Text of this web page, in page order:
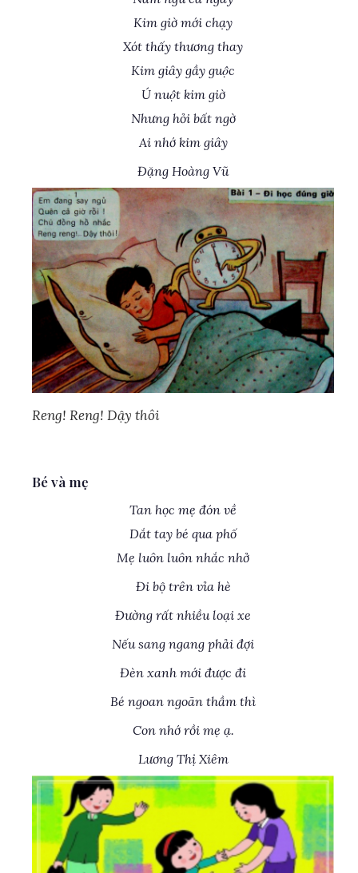
Kim giờ mới chạy
Xót thấy thương thay
Kim giây gầy guộc
Ú nuột kim giờ
Nhưng hỏi bất ngờ
Ai nhớ kim giây
Đặng Hoàng Vũ
Reng! Reng! Dậy thôi
Bé và mẹ
Tan học mẹ đón về
Dắt tay bé qua phố
Mẹ luôn luôn nhắc nhở
Đi bộ trên vỉa hè
Đường rất nhiều loại xe
Nếu sang ngang phải đợi
Đèn xanh mới được đi
Bé ngoan ngoãn thầm thì
Con nhớ rồi mẹ ạ.
Lương Thị Xiêm